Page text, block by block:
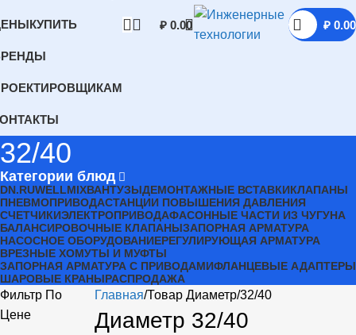
КУПИТЬ ₽ 0.00 ₽ 0.00
32/40
Категории блюд
DN.RUWELLMIXВАНТУЗЫДЕМОНТАЖНЫЕ ВСТАВКИКЛАПАНЫ
ПНЕВМОПРИВОДАСТАНЦИИ ПОВЫШЕНИЯ ДАВЛЕНИЯ
СЧЕТЧИКИЭЛЕКТРОПРИВОДАФАСОННЫЕ ЧАСТИ ИЗ ЧУГУНА
БАЛАНСИРОВОЧНЫЕ КЛАПАНЫЗАПОРНАЯ АРМАТУРА
НАСОСНОЕ ОБОРУДОВАНИЕРЕГУЛИРУЮЩАЯ АРМАТУРА
ВРЕЗНЫЕ ХОМУТЫ И МУФТЫ
ЗАПОРНАЯ АРМАТУРА С ПРИВОДАМИФЛАНЦЕВЫЕ АДАПТЕРЫ
ШАРОВЫЕ КРАНЫРАСПРОДАЖА
Фильтр По
Цене
Главная Товар Диаметр 32/40
Диаметр 32/40